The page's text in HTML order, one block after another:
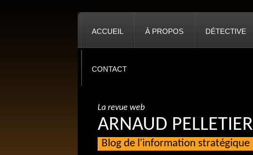
ACCUEIL À PROPOS DÉTECTIVE
CONTACT
La revue web
ARNAUD PELLETIER
Blog de l'information stratégique